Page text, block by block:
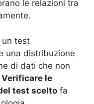
le relazioni tra
un test
una distribuzione
di dati che non
Verificare le
test scelto fa